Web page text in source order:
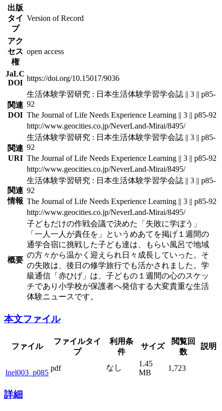
出版
タイ
プ
Version of Record
アク
セス
権
open access
JaLC
DOI
https://doi.org/10.15017/9036
関連
DOI
生活体験学習研究 : 日本生活体験学習学会誌 || 3 || p85-
92
The Journal of Life Needs Experience Learning || 3 || p85-92
http://www.geocities.co.jp/NeverLand-Mirai/8495/
関連
URI
生活体験学習研究 : 日本生活体験学習学会誌 || 3 || p85-
92
The Journal of Life Needs Experience Learning || 3 || p85-92
http://www.geocities.co.jp/NeverLand-Mirai/8495/
関連
情報
生活体験学習研究 : 日本生活体験学習学会誌 || 3 || p85-
92
The Journal of Life Needs Experience Learning || 3 || p85-92
http://www.geocities.co.jp/NeverLand-Mirai/8495/
概要
子どもだけの作戦会議で決めた「失敗に学ぼう」
「一人一人が責任を」というめあてを掲げ１週間の
通学合宿に挑戦した子ども達は、もらい風呂で地域
の方々から温かく迎えられ日々成長していった。そ
の失敗は、後日の修学旅行でも活かされました。学
級通信「赤ひげ」は、子どもの１週間の心のスケッ
チであり小学校が保護者へ発信する大変貴重な生活
体験ニュースです。
本文ファイル
ファイル
ファイルタイ
プ
利用条
件
サイズ
閲覧回
数
説明
lnel003_p085
pdf なし
1.45
MB
1,723
詳細